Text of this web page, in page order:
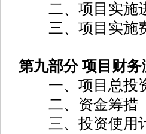
二、项目实施
三、项目实施
第九部分 项目财务
一、项目总投
二、资金筹措
三、投资使用